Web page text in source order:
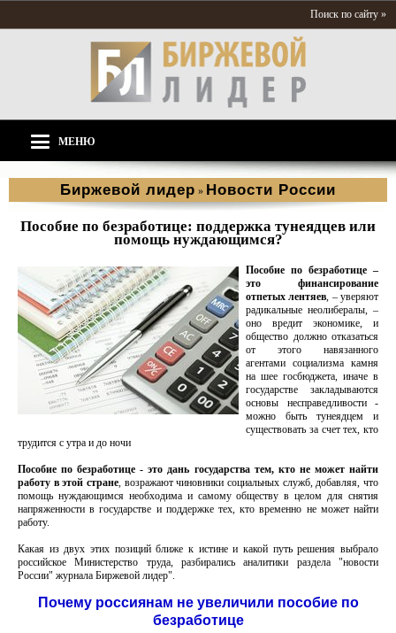
Поиск по сайту »
МЕНЮ
Биржевой лидер » Новости России
Пособие по безработице: поддержка тунеядцев или
помощь нуждающимся?
Пособие по безработице –
это финансирование
отпетых лентяев, – уверяют
радикальные неолибералы, –
оно вредит экономике, и
общество должно отказаться
от этого навязанного
агентами социализма камня
на шее госбюджета, иначе в
государстве закладываются
основы несправедливости -
можно быть тунеядцем и
существовать за счет тех, кто
трудится с утра и до ночи
Пособие по безработице - это дань государства тем, кто не может найти
работу в этой стране, возражают чиновники социальных служб, добавляя, что
помощь нуждающимся необходима и самому обществу в целом для снятия
напряженности в государстве и поддержке тех, кто временно не может найти
работу.
Какая из двух этих позиций ближе к истине и какой путь решения выбрало
российское Министерство труда, разбирались аналитики раздела "новости
России" журнала Биржевой лидер".
Почему россиянам не увеличили пособие по
безработице